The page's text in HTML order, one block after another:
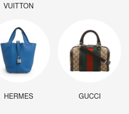
VUITTON
HERMES GUCCI